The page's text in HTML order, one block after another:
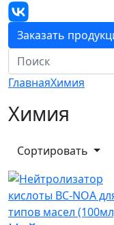
Заказать
ГлавнаяХимия
Химия
Сортировать